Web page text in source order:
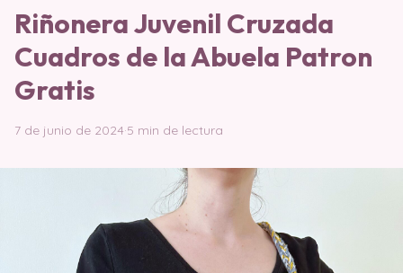
Riñonera Juvenil Cruzada
Cuadros de la Abuela Patron
Gratis
7 de junio de 2024·5 min de lectura